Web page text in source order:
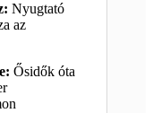
Nyugtató
az
Ősidők óta